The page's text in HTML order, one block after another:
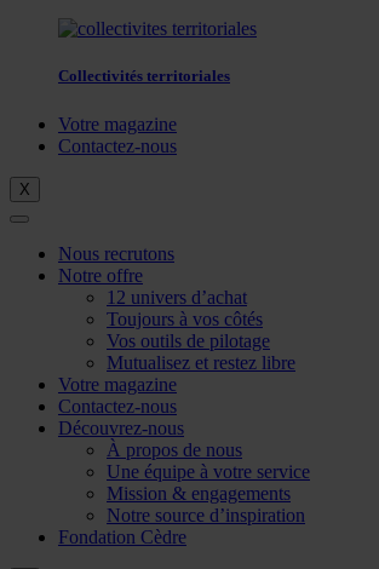
Collectivités territoriales
Votre magazine
Contactez-nous
X
Nous recrutons
Notre offre
12 univers d’achat
Toujours à vos côtés
Vos outils de pilotage
Mutualisez et restez libre
Votre magazine
Contactez-nous
Découvrez-nous
À propos de nous
Une équipe à votre service
Mission & engagements
Notre source d’inspiration
Fondation Cèdre